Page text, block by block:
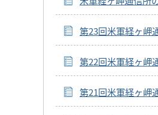
第23回米軍経ヶ岬
第22回米軍経ヶ岬
第21回米軍経ヶ岬